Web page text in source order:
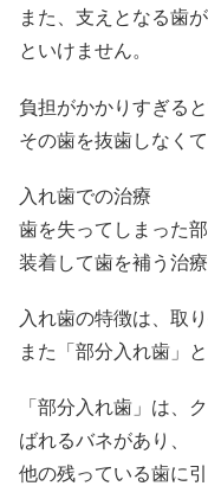
また、支えとなる歯
といけません。
負担がかかりすぎる
その歯を抜歯しなく
入れ歯での治療
歯を失ってしまった
装着して歯を補う治療
入れ歯の特徴は、取
また「部分入れ歯」
「部分入れ歯」は、
ばれるバネがあり、
他の残っている歯に